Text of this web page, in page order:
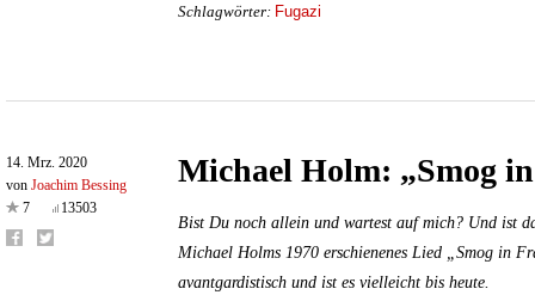
Schlagwörter: Fugazi
14. Mrz. 2020
von Joachim Bessing
7
13503
Michael Holm: „Smog
Bist Du noch allein und wartest auf mich? Und ist
Michael Holms 1970 erschienenes Lied „Smog in
avantgardistisch und ist es vielleicht bis heute.